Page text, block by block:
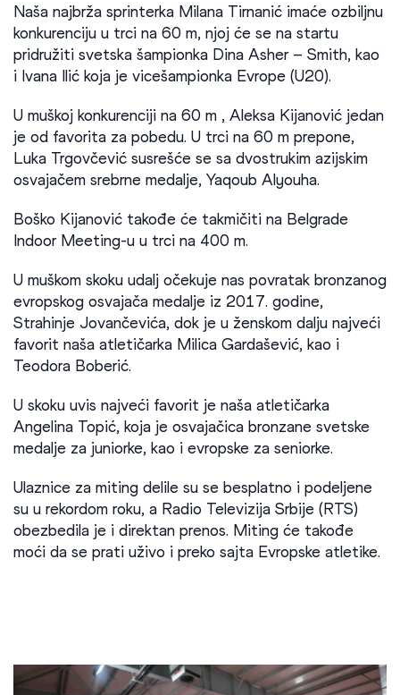
Naša najbrža sprinterka Milana Tirnanić imaće ozbiljnu
konkurenciju u trci na 60 m, njoj će se na startu
pridružiti svetska šampionka Dina Asher – Smith, kao
i Ivana Ilić koja je vicešampionka Evrope (U20).
U muškoj konkurenciji na 60 m , Aleksa Kijanović jedan
je od favorita za pobedu. U trci na 60 m prepone,
Luka Trgovčević susrešće se sa dvostrukim azijskim
osvajačem srebrne medalje, Yaqoub Alyouha.
Boško Kijanović takođe će takmičiti na Belgrade
Indoor Meeting-u u trci na 400 m.
U muškom skoku udalj očekuje nas povratak bronzanog
evropskog osvajača medalje iz 2017. godine,
Strahinje Jovančevića, dok je u ženskom dalju najveći
favorit naša atletičarka Milica Gardašević, kao i
Teodora Boberić.
U skoku uvis najveći favorit je naša atletičarka
Angelina Topić, koja je osvajačica bronzane svetske
medalje za juniorke, kao i evropske za seniorke.
Ulaznice za miting delile su se besplatno i podeljene
su u rekordom roku, a Radio Televizija Srbije (RTS)
obezbedila je i direktan prenos. Miting će takođe
moći da se prati uživo i preko sajta Evropske atletike.